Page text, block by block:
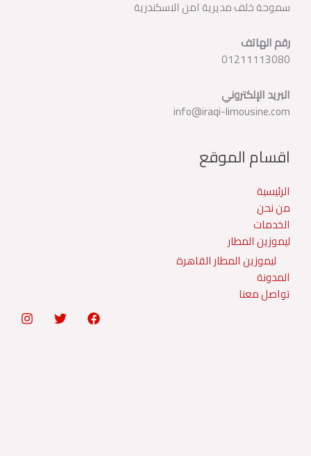
سموحة خلف مديرية امن الاسكندرية
رقم الهاتف
01211113080
البريد الإلكتروني
info@iraqi-limousine.com
اقسام الموقع
الرئيسية
من نحن
الخدمات
ليموزين المطار
ليموزين المطار القاهرة
المدونة
تواصل معنا